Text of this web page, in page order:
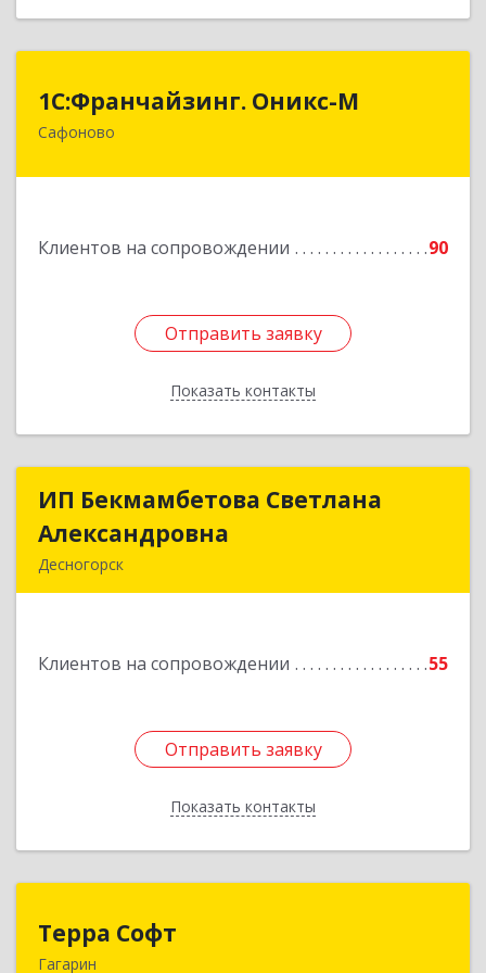
1С:Франчайзинг. Оникс-М
Сафоново
Клиентов на сопровождении 90
Отправить заявку
Показать контакты
1С:Франчайзинг. Оникс-М
215500, Смоленская обл, Сафоновский р-н,
Отправить заявку
Назад
ИП Бекмамбетова Светлана
Александровна
Десногорск
Клиентов на сопровождении 55
Отправить заявку
Показать контакты
ИП Бекмамбетова Светлана
Подробнее
Отправить заявку
Назад
Терра Софт
Гагарин
215010, Смоленская обл, Гагарин г, Ленина ул,